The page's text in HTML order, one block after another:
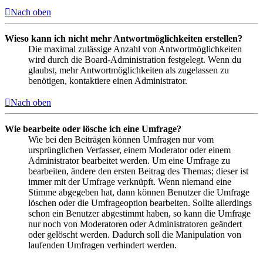
Nach oben
Wieso kann ich nicht mehr Antwortmöglichkeiten erstellen?
Die maximal zulässige Anzahl von Antwortmöglichkeiten
wird durch die Board-Administration festgelegt. Wenn du
glaubst, mehr Antwortmöglichkeiten als zugelassen zu
benötigen, kontaktiere einen Administrator.
Nach oben
Wie bearbeite oder lösche ich eine Umfrage?
Wie bei den Beiträgen können Umfragen nur vom
ursprünglichen Verfasser, einem Moderator oder einem
Administrator bearbeitet werden. Um eine Umfrage zu
bearbeiten, ändere den ersten Beitrag des Themas; dieser ist
immer mit der Umfrage verknüpft. Wenn niemand eine
Stimme abgegeben hat, dann können Benutzer die Umfrage
löschen oder die Umfrageoption bearbeiten. Sollte allerdings
schon ein Benutzer abgestimmt haben, so kann die Umfrage
nur noch von Moderatoren oder Administratoren geändert
oder gelöscht werden. Dadurch soll die Manipulation von
laufenden Umfragen verhindert werden.